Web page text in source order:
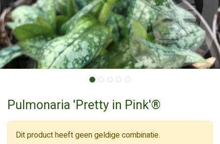
Pulmonaria 'Pretty in Pink'®
Dit product heeft geen geldige combinatie.